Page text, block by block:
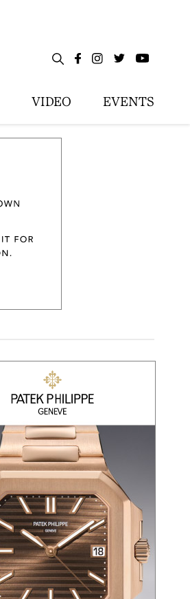
VIDEO EVENTS